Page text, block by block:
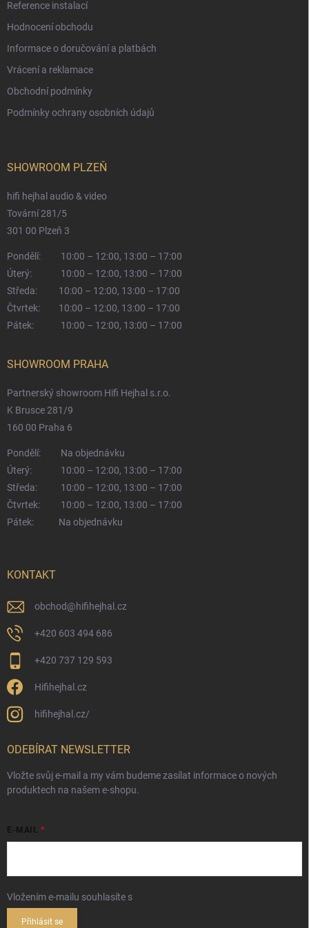
Reference instalací
Hodnocení obchodu
Informace o doručování a platbách
Vrácení a reklamace
Obchodní podmínky
Podmínky ochrany osobních údajů
SHOWROOM PLZEŇ
hifi hejhal audio & video
Tovární 281/5
301 00 Plzeň 3
Pondělí:
10:00 – 12:00, 13:00 – 17:00
Úterý:
10:00 – 12:00, 13:00 – 17:00
Středa:
10:00 – 12:00, 13:00 – 17:00
Čtvrtek:
10:00 – 12:00, 13:00 – 17:00
Pátek:
10:00 – 12:00, 13:00 – 17:00
SHOWROOM PRAHA
Partnerský showroom Hifi Hejhal s.r.o.
K Brusce 281/9
160 00 Praha 6
Pondělí:
Na objednávku
Úterý:
10:00 – 12:00, 13:00 – 17:00
Středa:
10:00 – 12:00, 13:00 – 17:00
Čtvrtek:
10:00 – 12:00, 13:00 – 17:00
Pátek:
Na objednávku
KONTAKT
obchod@hifihejhal.cz
+420 603 494 686
+420 737 129 593
Hifihejhal.cz
hifihejhal.cz/
ODEBÍRAT NEWSLETTER
Vložte svůj e-mail a my vám budeme zasílat informace o nových
produktech na našem e-shopu.
E-MAIL
Vložením e-mailu souhlasíte s
Přihlásit se